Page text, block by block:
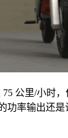
公里/小时
功率输出还